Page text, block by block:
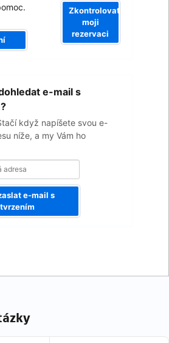
Zkontrolovat
moji
rezervaci
e-mail s
když napíšete svou e-
níže, a my Vám ho
e-mail s